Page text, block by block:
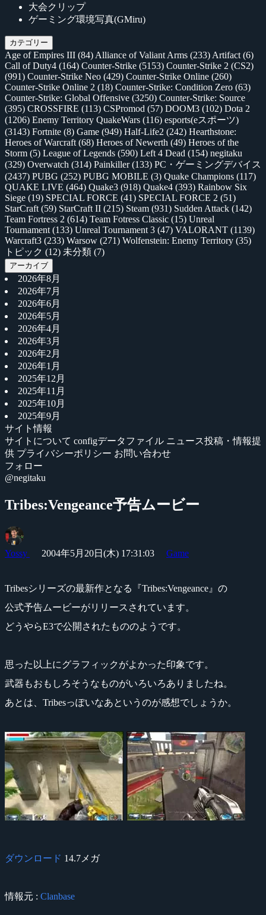
大会クリップ
ゲーミング環境写真(GMiru)
カテゴリー
Age of Empires III (84) Alliance of Valiant Arms (233) Artifact (6)
Call of Duty4 (164) Counter-Strike (5153) Counter-Strike 2 (CS2)
(991) Counter-Strike Neo (429) Counter-Strike Online (260)
Counter-Strike Online 2 (18) Counter-Strike: Condition Zero (63)
Counter-Strike: Global Offensive (3250) Counter-Strike: Source
(395) CROSSFIRE (113) CSPromod (57) DOOM3 (102) Dota 2
(1206) Enemy Territory QuakeWars (116) esports(eスポーツ)
(3143) Fortnite (8) Game (949) Half-Life2 (242) Hearthstone:
Heroes of Warcraft (68) Heroes of Newerth (49) Heroes of the
Storm (5) League of Legends (590) Left 4 Dead (154) negitaku
(329) Overwatch (314) Painkiller(133) PC・ゲーミングデバイス
(2437) PUBG (252) PUBG MOBILE (3) Quake Champions (117)
QUAKE LIVE (464) Quake3 (918) Quake4 (393) Rainbow Six
Siege (19) SPECIAL FORCE (41) SPECIAL FORCE 2 (51)
StarCraft (59) StarCraft II (215) Steam (931) Sudden Attack (142)
Team Fortress 2 (614) Team Fotress Classic (15) Unreal
Tournament (133) Unreal Tournament 3 (47) VALORANT (1139)
Warcraft3 (233) Warsow (271) Wolfenstein: Enemy Territory (35)
トピック (12) 未分類 (7)
アーカイブ
2026年8月
2026年7月
2026年6月
2026年5月
2026年4月
2026年3月
2026年2月
2026年1月
2025年12月
2025年11月
2025年10月
2025年9月
サイト情報
サイトについて configデータファイル ニュース投稿・情報提
供 プライバシーポリシー お問い合わせ
フォロー
@negitaku
Tribes:Vengeance予告ムービー
Yossy 2004年5月20日(木) 17:31:03 Game
Tribesシリーズの最新作となる『Tribes:Vengeance』の
公式予告ムービーがリリースされています。
どうやらE3で公開されたもののようです。
思った以上にグラフィックがよかった印象です。
武器もおもしろそうなものがいろいろありましたね。
あとは、Tribesっぽいなあというのが感想でしょうか。
ダウンロード 14.7メガ
情報元 : Clanbase